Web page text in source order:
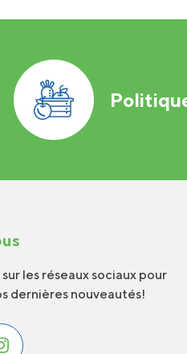
les réseaux sociaux pour
dernières nouveautés!